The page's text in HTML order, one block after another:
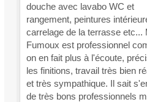
douche avec lavabo WC et
rangement, peintures
carrelage de la terrasse etc...
Fumoux est professionnel
on en fait plus à l'écoute,
les finitions, travail très bien
et très sympathique. Il sait
de très bons professionnels